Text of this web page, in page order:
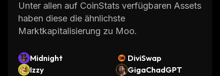
Unter allen auf CoinStats verfügbaren Assets
haben diese die ähnlichste
Marktkapitalisierung zu Moo.
Midnight
DiviSwap
Izzy
GigaChadGPT